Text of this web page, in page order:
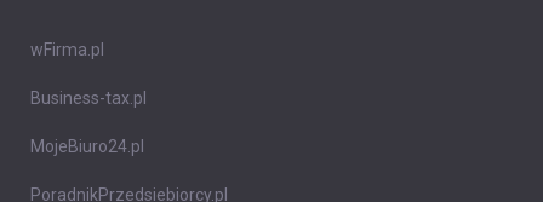
wFirma.pl
Business-tax.pl
MojeBiuro24.pl
PoradnikPrzedsiebiorcy.pl